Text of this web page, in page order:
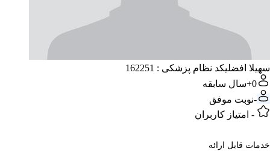
سهیلا افضلیکد نظام پزشکی : 162251
0+ سال سابقه
-نوبت موفق
- امتیاز کاربران
خدمات قابل ارائه